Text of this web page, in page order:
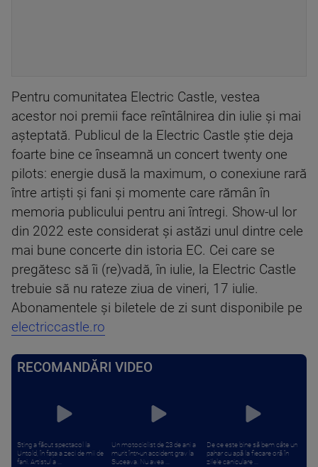
Pentru comunitatea Electric Castle, vestea
acestor noi premii face reîntâlnirea din iulie și mai
așteptată. Publicul de la Electric Castle știe deja
foarte bine ce înseamnă un concert twenty one
pilots: energie dusă la maximum, o conexiune rară
între artiști și fani și momente care rămân în
memoria publicului pentru ani întregi. Show-ul lor
din 2022 este considerat și astăzi unul dintre cele
mai bune concerte din istoria EC. Cei care se
pregătesc să îi (re)vadă, în iulie, la Electric Castle
trebuie să nu rateze ziua de vineri, 17 iulie.
Abonamentele și biletele de zi sunt disponibile pe
electriccastle.ro
RECOMANDĂRI VIDEO
Sting a făcut spectacol la
Untold, în fața a zeci de mii de
fani. Artistul a ...
Un motociclist de 23 de ani a
murit într-un accident grav la
Suceava. Nu avea ...
De ce este bine să bem câte un
pahar cu apă la fiecare oră în
zilele caniculare ...